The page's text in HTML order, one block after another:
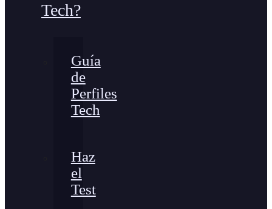
Tech?
Guía
de
Perfiles
Tech
Haz
el
Test